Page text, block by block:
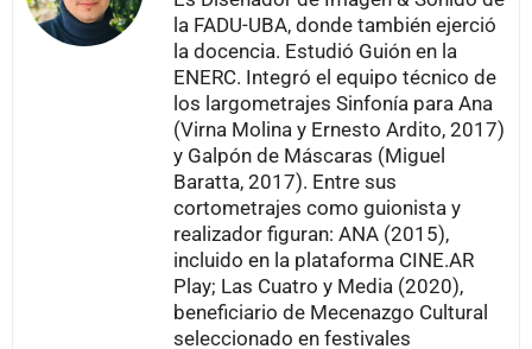
la FADU-UBA, donde también ejerció
la docencia. Estudió Guión en la
ENERC. Integró el equipo técnico de
los largometrajes Sinfonía para Ana
(Virna Molina y Ernesto Ardito, 2017)
y Galpón de Máscaras (Miguel
Baratta, 2017). Entre sus
cortometrajes como guionista y
realizador figuran: ANA (2015),
incluido en la plataforma CINE.AR
Play; Las Cuatro y Media (2020),
beneficiario de Mecenazgo Cultural
seleccionado en festivales